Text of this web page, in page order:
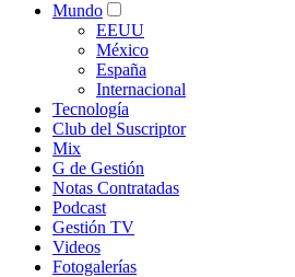
Mundo
EEUU
México
España
Internacional
Tecnología
Club del Suscriptor
Mix
G de Gestión
Notas Contratadas
Podcast
Gestión TV
Videos
Fotogalerías